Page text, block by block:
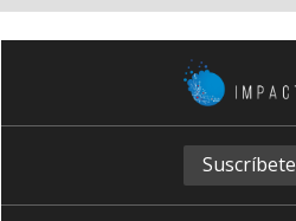
Suscríbete